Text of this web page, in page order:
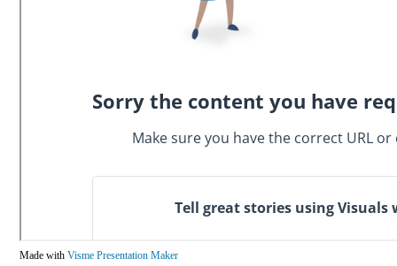
Made with Visme Presentation Maker